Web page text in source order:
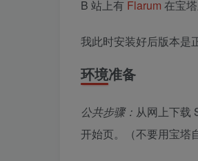
B 站上有 Flarum 在宝
我此时安装好后版本是
环境准备
公共步骤： 从网上下载
开始页。（不要用宝塔